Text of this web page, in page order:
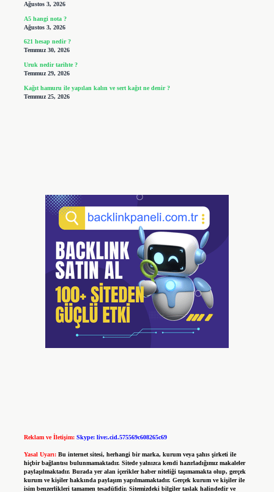
Ağustos 3, 2026
A5 hangi nota ?
Ağustos 3, 2026
621 hesap nedir ?
Temmuz 30, 2026
Uruk nedir tarihte ?
Temmuz 29, 2026
Kağıt hamuru ile yapılan kalın ve sert kağıt ne denir ?
Temmuz 25, 2026
Reklam ve İletişim: Skype: live:.cid.575569c608265c69
Yasal Uyarı: Bu internet sitesi, herhangi bir marka, kurum veya şahıs şirketi ile
hiçbir bağlantısı bulunmamaktadır. Sitede yalnızca kendi hazırladığımız makaleler
paylaşılmaktadır. Burada yer alan içerikler haber niteliği taşımamakta olup, gerçek
kurum ve kişiler hakkında paylaşım yapılmamaktadır. Gerçek kurum ve kişiler ile
isim benzerlikleri tamamen tesadüfidir. Sitemizdeki bilgiler taslak halindedir ve